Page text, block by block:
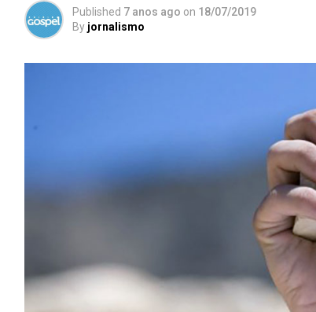
Published 7 anos ago on 18/07/2019
By jornalismo